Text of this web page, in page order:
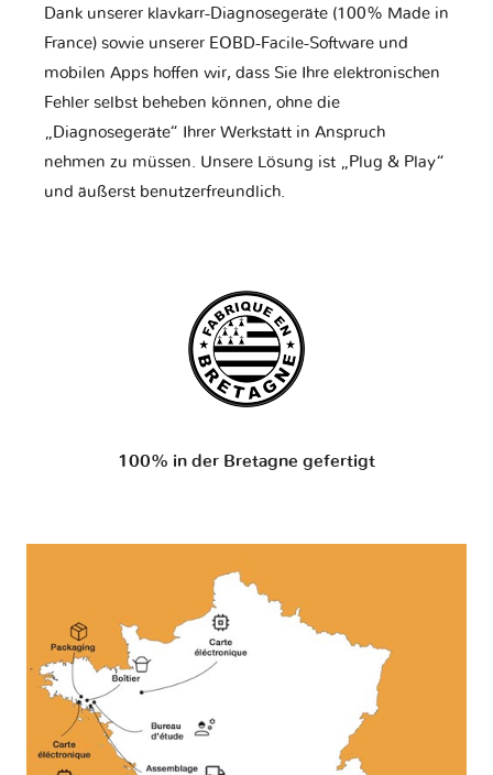
Dank unserer klavkarr-Diagnosegeräte (100% Made in
France) sowie unserer EOBD-Facile-Software und
mobilen Apps hoffen wir, dass Sie Ihre elektronischen
Fehler selbst beheben können, ohne die
„Diagnosegeräte“ Ihrer Werkstatt in Anspruch
nehmen zu müssen. Unsere Lösung ist „Plug & Play“
und äußerst benutzerfreundlich.
100% in der Bretagne gefertigt